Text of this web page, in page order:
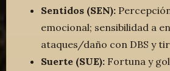
Sentidos (SEN):
emocional; sensibilidad a
ataques/daño con DBS y
Suerte (SUE): Fortuna y